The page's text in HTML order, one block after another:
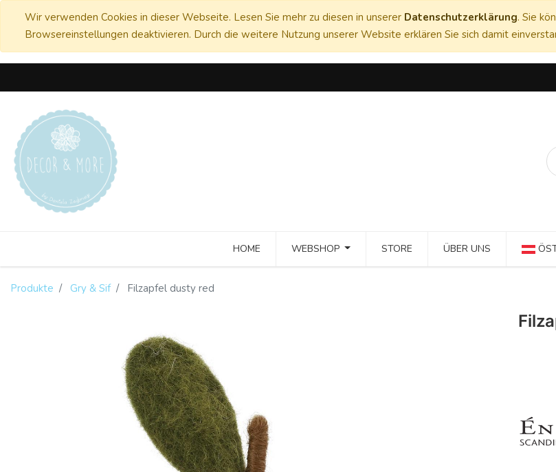
Wir verwenden Cookies in dieser Webseite. Lesen Sie mehr zu diesen in unserer Datenschutzerklärung. Sie
Browsereinstellungen deaktivieren. Durch die weitere Nutzung unserer Website erklären Sie sich damit
HOME WEBSHOP STORE ÜBER UNS
Produkte Gry & Sif Filzapfel dusty red